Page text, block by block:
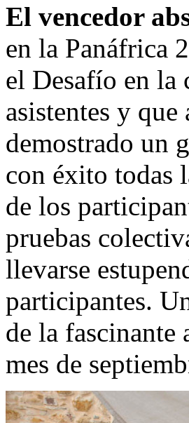
El vencedor
en la Panáfrica
el Desafío en la
asistentes y
demostrado un
con éxito todas
de los
pruebas
llevarse
participantes.
de la fascinante
mes de